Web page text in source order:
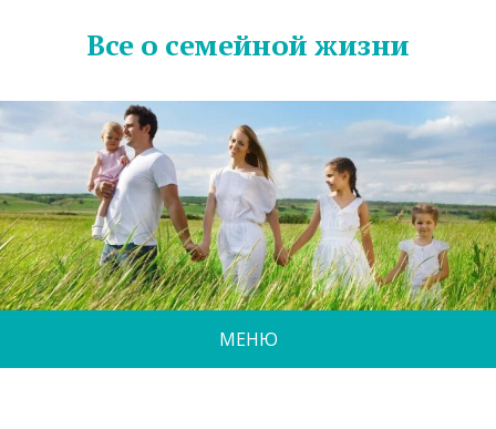
Все о семейной жизни
МЕНЮ